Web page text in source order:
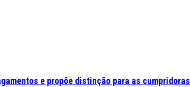
e propõe distinção para as cumpridoras